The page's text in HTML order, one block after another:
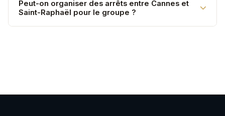
Oui. Un V-Class pour 7 personnes revient souvent
moins cher que deux berlines séparées. Demandez un
devis comparatif.
Peut-on organiser des arrêts entre Cannes et
Saint-Raphaël pour le groupe ?